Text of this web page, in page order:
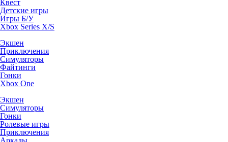
Квест
Детские игры
Игры Б/У
Xbox Series X/S
Экшен
Приключения
Симуляторы
Файтинги
Гонки
Xbox One
Экшен
Симуляторы
Гонки
Ролевые игры
Приключения
Аркады